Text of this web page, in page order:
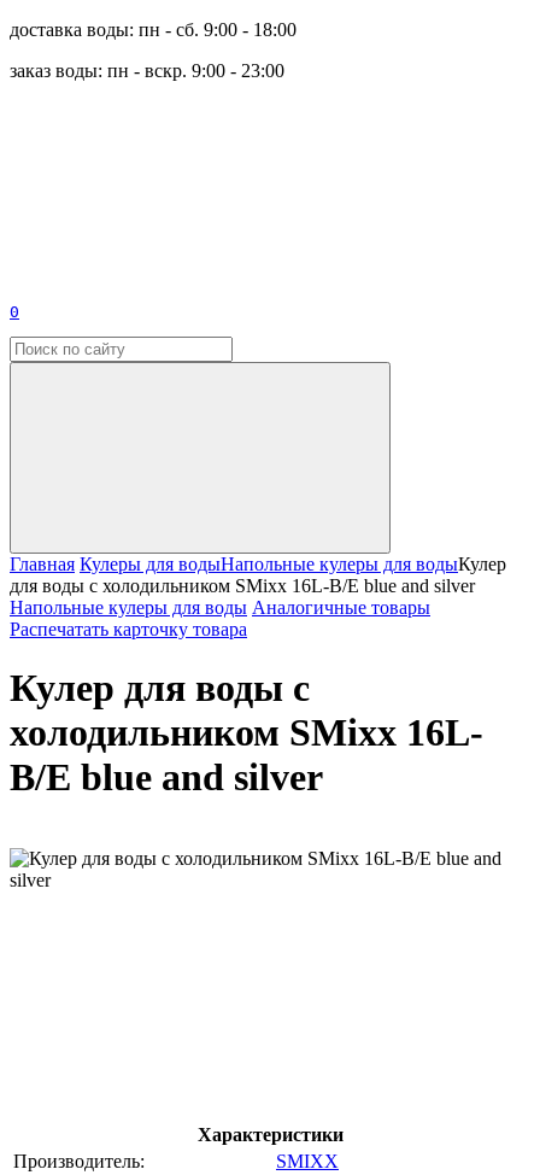
доставка воды: пн - сб. 9:00 - 18:00
заказ воды: пн - вскр. 9:00 - 23:00
0
Главная Кулеры для водыНапольные кулеры для водыКулер
для воды с холодильником SMixx 16L-B/E blue and silver
Напольные кулеры для воды Аналогичные товары
Распечатать карточку товара
Кулер для воды с
холодильником SMixx 16L-
B/E blue and silver
Характеристики
Производитель:
SMIXX